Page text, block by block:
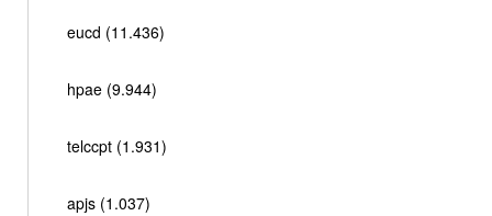
eucd (11.436)
hpae (9.944)
telccpt (1.931)
apjs (1.037)